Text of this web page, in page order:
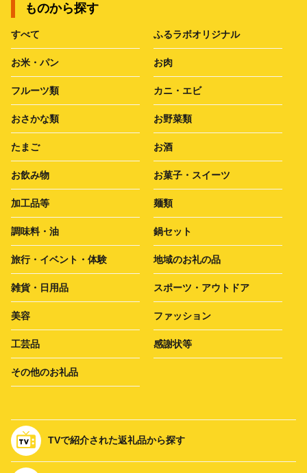
ものから探す
すべて ふるラボオリジナル
お米・パン お肉
フルーツ類 カニ・エビ
おさかな類 お野菜類
たまご お酒
お飲み物 お菓子・スイーツ
加工品等 麺類
調味料・油 鍋セット
旅行・イベント・体験 地域のお礼の品
雑貨・日用品 スポーツ・アウトドア
美容 ファッション
工芸品 感謝状等
その他のお礼品
TVで紹介された返礼品から探す